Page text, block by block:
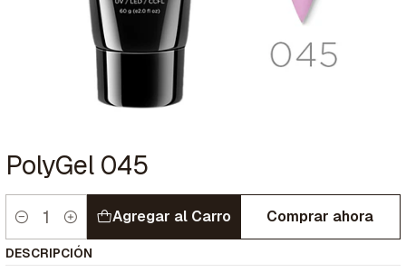
PolyGel 045
Cantidad
Agregar al Carro Comprar ahora
DESCRIPCIÓN